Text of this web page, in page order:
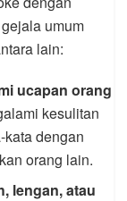
umum
lain:
ucapan orang
kesulitan
dengan
orang lain.
lengan, atau